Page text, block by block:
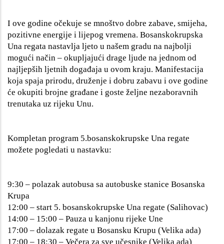
I ove godine očekuje se mnoštvo dobre zabave, smijeha,
pozitivne energije i lijepog vremena. Bosanskokrupska
Una regata nastavlja ljeto u našem gradu na najbolji
mogući način – okupljajući drage ljude na jednom od
najljepših ljetnih događaja u ovom kraju. Manifestacija
koja spaja prirodu, druženje i dobru zabavu i ove godine
će okupiti brojne građane i goste željne nezaboravnih
trenutaka uz rijeku Unu.
Kompletan program 5.bosanskokrupske Una regate
možete pogledati u nastavku:
9:30 – polazak autobusa sa autobuske stanice Bosanska
Krupa
12:00 – start 5. bosanskokrupske Una regate (Salihovac)
14:00 – 15:00 – Pauza u kanjonu rijeke Une
17:00 – dolazak regate u Bosansku Krupu (Velika ada)
17:00 – 18:30 – Večera za sve učesnike (Velika ada)